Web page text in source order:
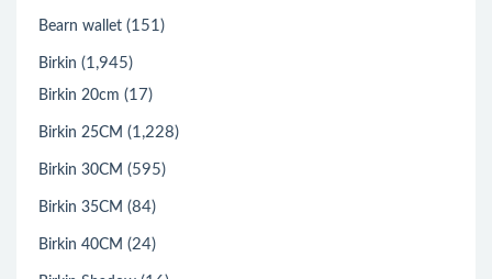
Bearn wallet (151)
Birkin (1,945)
Birkin 20cm (17)
Birkin 25CM (1,228)
Birkin 30CM (595)
Birkin 35CM (84)
Birkin 40CM (24)